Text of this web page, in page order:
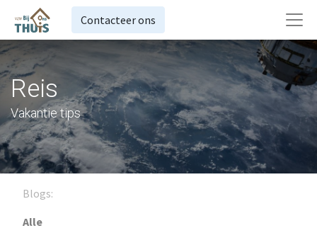
Contacteer ons
Reis
Vakantie tips
Blogs:
Alle